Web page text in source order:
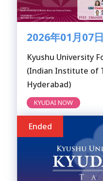
2026年01月07
Kyushu University
(Indian Institute of
Hyderabad)
KYUDAI NOW
Ended